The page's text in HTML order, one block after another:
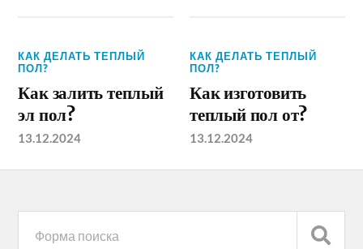
КАК ДЕЛАТЬ ТЕПЛЫЙ
ПОЛ?
Как залить теплый
эл пол?
13.12.2024
КАК ДЕЛАТЬ ТЕПЛЫЙ
ПОЛ?
Как изготовить
теплый пол от?
13.12.2024